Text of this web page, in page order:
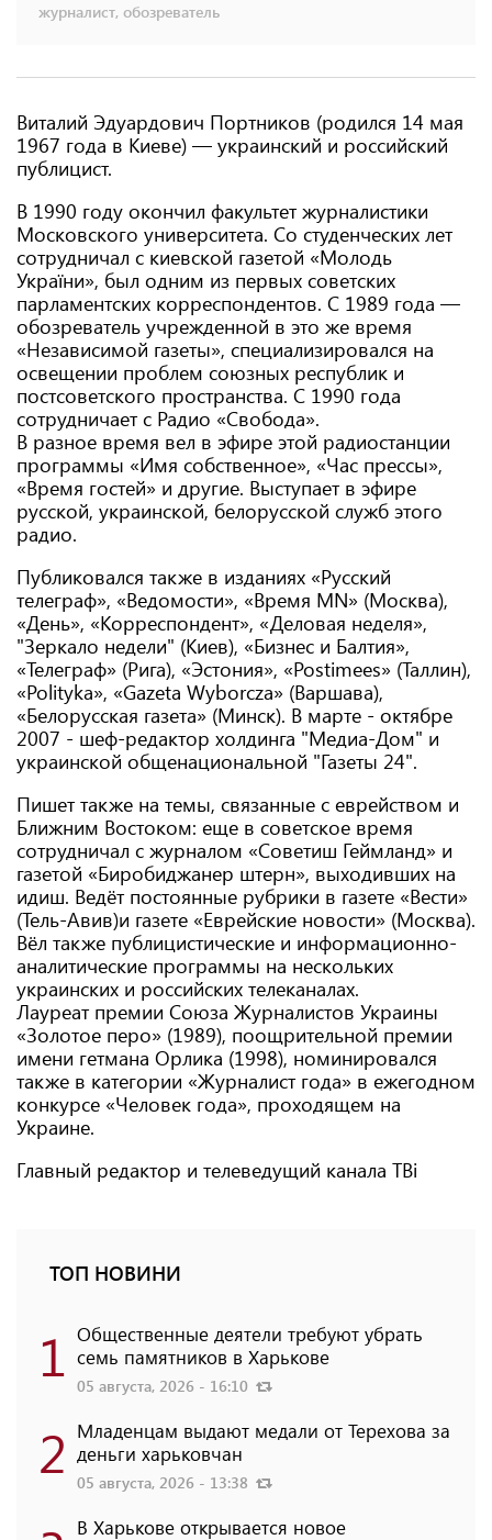
журналист, обозреватель
Виталий Эдуардович Портников (родился 14 мая
1967 года в Киеве) — украинский и российский
публицист.
В 1990 году окончил факультет журналистики
Московского университета. Со студенческих лет
сотрудничал с киевской газетой «Молодь
України», был одним из первых советских
парламентских корреспондентов. С 1989 года —
обозреватель учрежденной в это же время
«Независимой газеты», специализировался на
освещении проблем союзных республик и
постсоветского пространства. С 1990 года
сотрудничает с Радио «Свобода».
В разное время вел в эфире этой радиостанции
программы «Имя собственное», «Час прессы»,
«Время гостей» и другие. Выступает в эфире
русской, украинской, белорусской служб этого
радио.
Публиковался также в изданиях «Русский
телеграф», «Ведомости», «Время МN» (Москва),
«День», «Корреспондент», «Деловая неделя»,
"Зеркало недели" (Киев), «Бизнес и Балтия»,
«Телеграф» (Рига), «Эстония», «Postimees» (Таллин),
«Polityka», «Gazeta Wyborcza» (Варшава),
«Белорусская газета» (Минск). В марте - октябре
2007 - шеф-редактор холдинга "Медиа-Дом" и
украинской общенациональной "Газеты 24".
Пишет также на темы, связанные с еврейством и
Ближним Востоком: еще в советское время
сотрудничал с журналом «Советиш Геймланд» и
газетой «Биробиджанер штерн», выходивших на
идиш. Ведёт постоянные рубрики в газете «Вести»
(Тель-Авив)и газете «Еврейские новости» (Москва).
Вёл также публицистические и информационно-
аналитические программы на нескольких
украинских и российских телеканалах.
Лауреат премии Союза Журналистов Украины
«Золотое перо» (1989), поощрительной премии
имени гетмана Орлика (1998), номинировался
также в категории «Журналист года» в ежегодном
конкурсе «Человек года», проходящем на
Украине.
Главный редактор и телеведущий канала TBi
ТОП НОВИНИ
1 Общественные деятели требуют убрать
семь памятников в Харькове
05 августа, 2026 - 16:10
2 Младенцам выдают медали от Терехова за
деньги харьковчан
05 августа, 2026 - 13:38
В Харькове открывается новое